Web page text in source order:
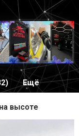
Ещё
высоте